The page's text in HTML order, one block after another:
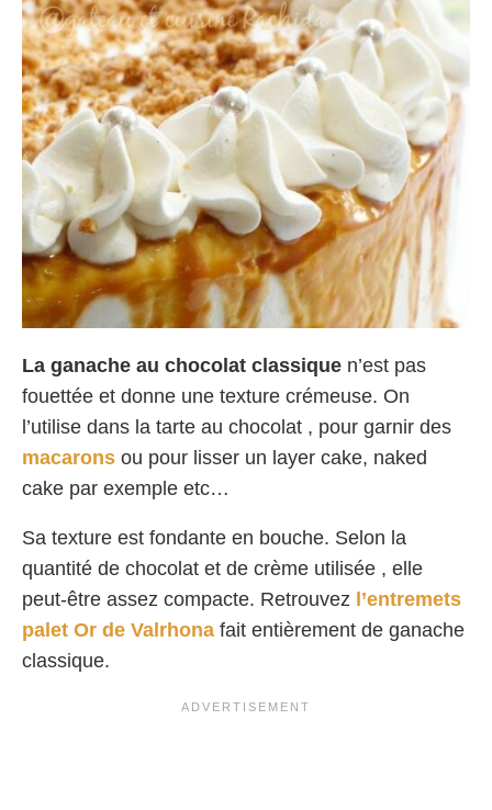
La ganache au chocolat classique n’est pas
fouettée et donne une texture crémeuse. On
l’utilise dans la tarte au chocolat , pour garnir des
macarons ou pour lisser un layer cake, naked
cake par exemple etc…
Sa texture est fondante en bouche. Selon la
quantité de chocolat et de crème utilisée , elle
peut-être assez compacte. Retrouvez l’entremets
palet Or de Valrhona fait entièrement de ganache
classique.